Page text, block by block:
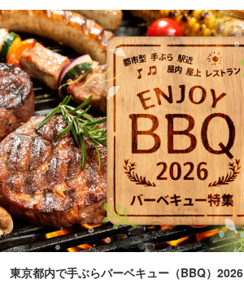
東京都内で手ぶらバーベキュー（BBQ）2026